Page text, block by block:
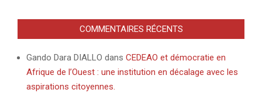
COMMENTAIRES RÉCENTS
Gando Dara DIALLO dans CEDEAO et démocratie en
Afrique de l’Ouest : une institution en décalage avec les
aspirations citoyennes.